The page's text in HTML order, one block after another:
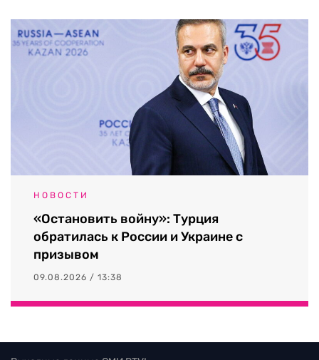
НОВОСТИ
«Остановить войну»: Турция
обратилась к России и Украине с
призывом
09.08.2026 / 13:38